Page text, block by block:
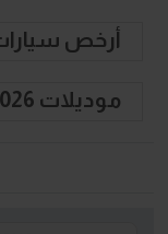
أرخص
موديلات 2026